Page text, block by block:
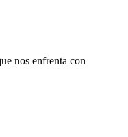
nos enfrenta con